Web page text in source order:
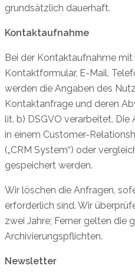
grundsätzlich dauerhaft.
Kontaktaufnahme
Bei der Kontaktaufnahme mit
Kontaktformular, E-Mail,
werden die Angaben des
Kontaktanfrage und deren
lit. b) DSGVO verarbeitet.
in einem Customer-
(„CRM System“) oder
gespeichert werden.
Wir löschen die Anfragen,
erforderlich sind. Wir
zwei Jahre; Ferner gelten die
Archivierungspflichten.
Newsletter